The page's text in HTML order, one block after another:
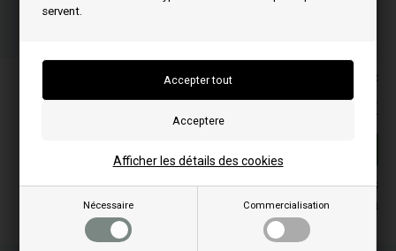
servent.
Nécessaire Commercialisation
Afficher les détails des cookies
Les prix comprennent la TVA = TTC
19,00EUR
En stock
Livraison 3-4